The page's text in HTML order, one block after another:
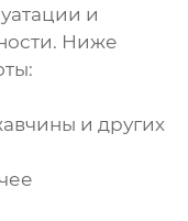
и
Ниже
и других